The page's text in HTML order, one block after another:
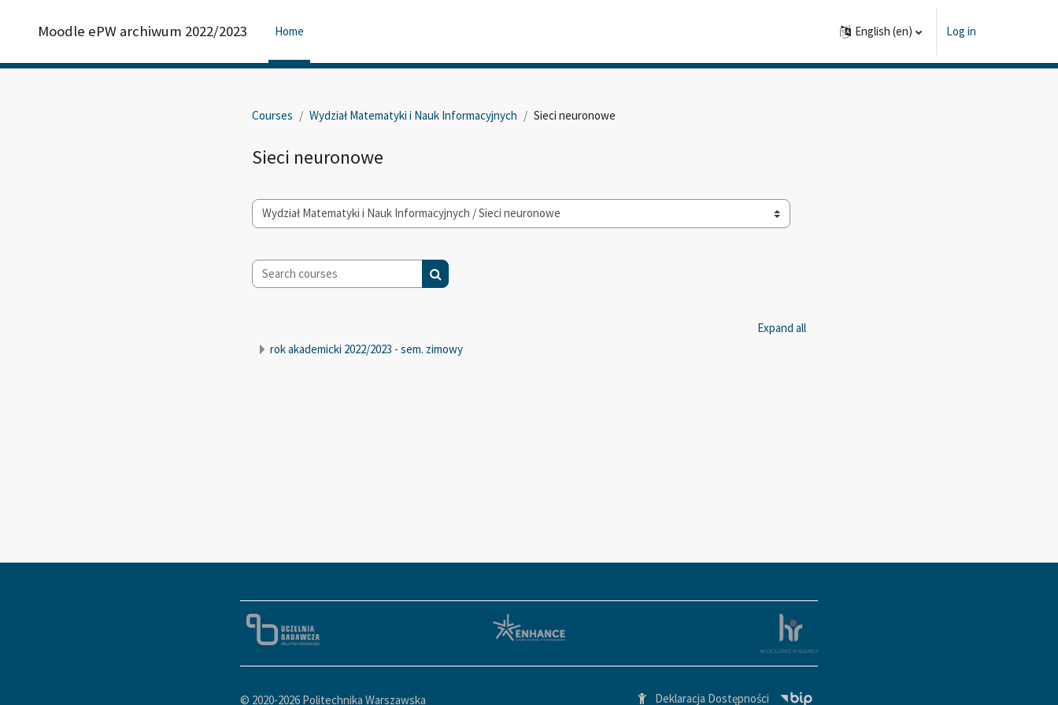
Moodle ePW archiwum 2022/2023 Home English ‎(en)‎ Log in
Courses Wydział Matematyki i Nauk Informacyjnych Sieci neuronowe
Sieci neuronowe
Course categories
Search courses Search courses
Expand all
rok akademicki 2022/2023 - sem. zimowy
© 2020-2026 Politechnika Warszawska Deklaracja Dostępności